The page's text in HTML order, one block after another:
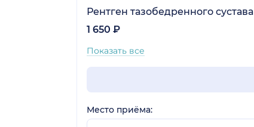
Рентген тазобедренного сустава
1 650 ₽
Показать все
Место приёма: